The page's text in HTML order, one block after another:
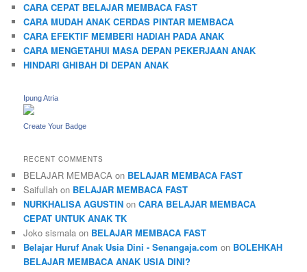
CARA CEPAT BELAJAR MEMBACA FAST
CARA MUDAH ANAK CERDAS PINTAR MEMBACA
CARA EFEKTIF MEMBERI HADIAH PADA ANAK
CARA MENGETAHUI MASA DEPAN PEKERJAAN ANAK
HINDARI GHIBAH DI DEPAN ANAK
Ipung Atria
Create Your Badge
RECENT COMMENTS
BELAJAR MEMBACA on BELAJAR MEMBACA FAST
Saifullah on BELAJAR MEMBACA FAST
NURKHALISA AGUSTIN onCARA BELAJAR MEMBACA
CEPAT UNTUK ANAK TK
Joko sismala on BELAJAR MEMBACA FAST
Belajar Huruf Anak Usia Dini - Senangaja.com on BOLEHKAH
BELAJAR MEMBACA ANAK USIA DINI?